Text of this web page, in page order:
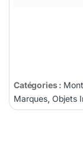
Catégories :
Marques, Objets